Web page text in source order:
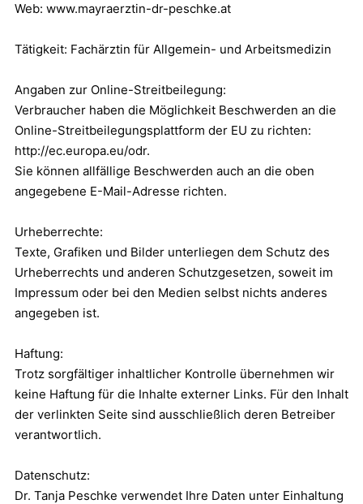
Web: www.mayraerztin-dr-peschke.at
Tätigkeit: Fachärztin für Allgemein- und Arbeitsmedizin
Angaben zur Online-Streitbeilegung:
Verbraucher haben die Möglichkeit Beschwerden an die
Online-Streitbeilegungsplattform der EU zu richten:
http://ec.europa.eu/odr.
Sie können allfällige Beschwerden auch an die oben
angegebene E-Mail-Adresse richten.
Urheberrechte:
Texte, Grafiken und Bilder unterliegen dem Schutz des
Urheberrechts und anderen Schutzgesetzen, soweit im
Impressum oder bei den Medien selbst nichts anderes
angegeben ist.
Haftung:
Trotz sorgfältiger inhaltlicher Kontrolle übernehmen wir
keine Haftung für die Inhalte externer Links. Für den Inhalt
der verlinkten Seite sind ausschließlich deren Betreiber
verantwortlich.
Datenschutz:
Dr. Tanja Peschke verwendet Ihre Daten unter Einhaltung